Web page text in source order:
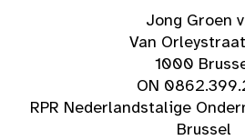
Jong Groen
Van
1000
ON
RPR Nederlandstalige
Brussel